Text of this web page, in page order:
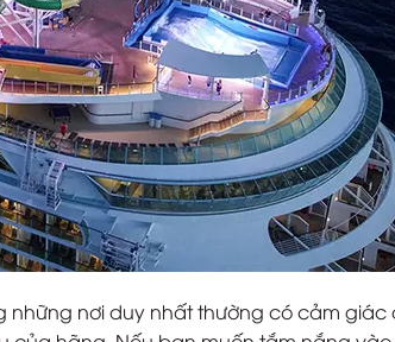
những nơi duy nhất thường có cảm giác